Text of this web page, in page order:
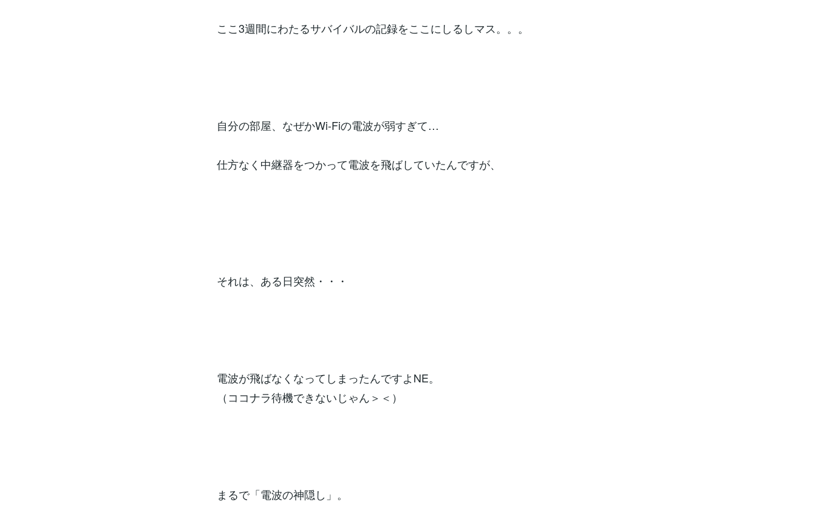
ここ3週間にわたるサバイバルの記録をここにしるしマス。。。
自分の部屋、なぜかWi-Fiの電波が弱すぎて…
仕方なく中継器をつかって電波を飛ばしていたんですが、
それは、ある日突然・・・
電波が飛ばなくなってしまったんですよNE。
（ココナラ待機できないじゃん＞＜）
まるで「電波の神隠し」。